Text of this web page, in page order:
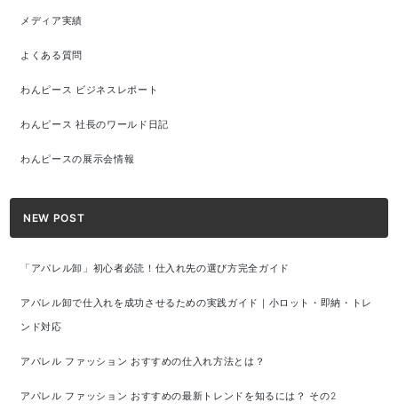
メディア実績
よくある質問
わんピース ビジネスレポート
わんピース 社長のワールド日記
わんピースの展示会情報
NEW POST
「アパレル卸」初心者必読！仕入れ先の選び方完全ガイド
アパレル卸で仕入れを成功させるための実践ガイド｜小ロット・即納・トレ
ンド対応
アパレル ファッション おすすめの仕入れ方法とは？
アパレル ファッション おすすめの最新トレンドを知るには？ その2